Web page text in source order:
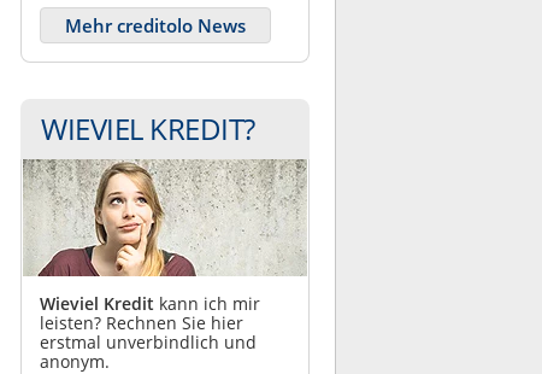
Mehr creditolo News
WIEVIEL KREDIT?
Wieviel Kredit kann ich mir
leisten? Rechnen Sie hier
erstmal unverbindlich und
anonym.